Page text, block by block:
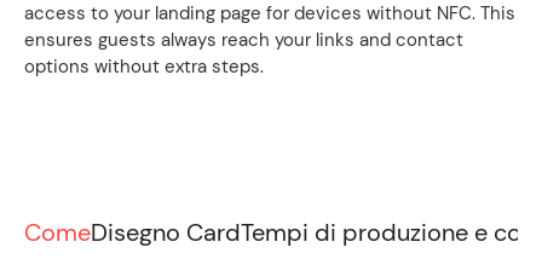
access to your landing page for devices without NFC. This
ensures guests always reach your links and contact
options without extra steps.
ComeDisegno CardTempi di produzione e